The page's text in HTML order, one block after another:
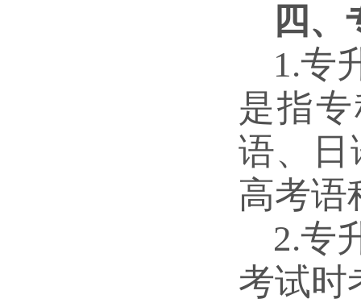
四、
1.专
是指
语、日
高考语
2.专
考试时